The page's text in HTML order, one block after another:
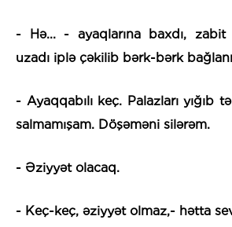
- Hə... - ayaqlarına baxdı,
uzadı iplə çəkilib bərk-bərk
- Ayaqqabılı keç. Palazları yığıb
salmamışam. Döşəməni silərəm.
- Əziyyət olacaq.
- Keç-keç, əziyyət olmaz,- hətta